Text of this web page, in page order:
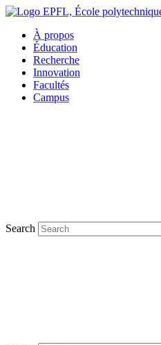
À propos
Éducation
Recherche
Innovation
Facultés
Campus
Search